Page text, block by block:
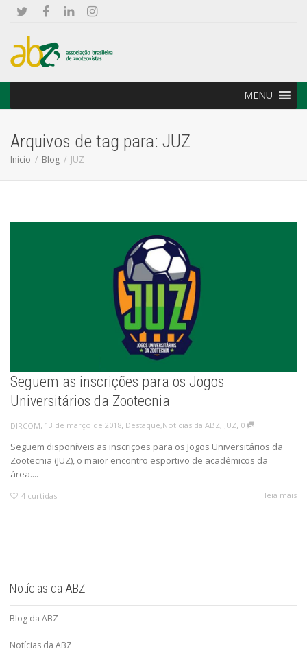
MENU
Arquivos de tag para: JUZ
Inicio Blog JUZ
Seguem as inscrições para os Jogos
Universitários da Zootecnia
DIRCOM, 13 de março de 2018, Destaque,Notícias da ABZ, JUZ, 0
Seguem disponíveis as inscrições para os Jogos Universitários da
Zootecnia (JUZ), o maior encontro esportivo de acadêmicos da
área....
4 curtidas leia mais
Notícias da ABZ
Blog da ABZ
Notícias da ABZ